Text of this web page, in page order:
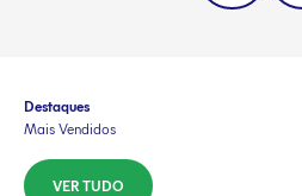
Destaques
Mais Vendidos
VER TUDO